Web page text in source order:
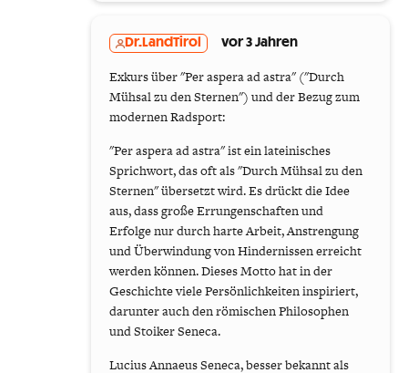
Dr.LandTirol vor 3 Jahren
Exkurs über "Per aspera ad astra" ("Durch
Mühsal zu den Sternen") und der Bezug zum
modernen Radsport:
"Per aspera ad astra" ist ein lateinisches
Sprichwort, das oft als "Durch Mühsal zu den
Sternen" übersetzt wird. Es drückt die Idee
aus, dass große Errungenschaften und
Erfolge nur durch harte Arbeit, Anstrengung
und Überwindung von Hindernissen erreicht
werden können. Dieses Motto hat in der
Geschichte viele Persönlichkeiten inspiriert,
darunter auch den römischen Philosophen
und Stoiker Seneca.
Lucius Annaeus Seneca, besser bekannt als